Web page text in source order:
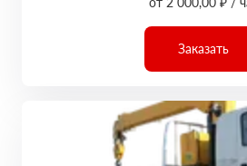
Заказать